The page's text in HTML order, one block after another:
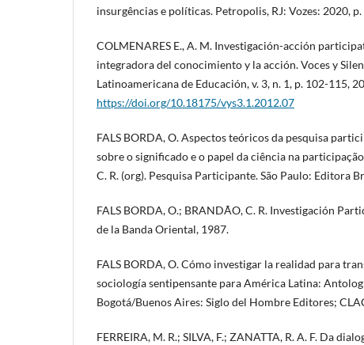
insurgências e políticas. Petropolis, RJ: Vozes: 2020,
COLMENARES E., A. M. Investigación-acción
integradora del conocimiento y la acción. Voces y
Latinoamericana de Educación, v. 3, n. 1, p. 102-115,
https://doi.org/10.18175/vys3.1.2012.07
FALS BORDA, O. Aspectos teóricos da pesquisa
sobre o significado e o papel da ciência na
C. R. (org). Pesquisa Participante. São Paulo: Editora
FALS BORDA, O.; BRANDÃO, C. R. Investigación
de la Banda Oriental, 1987.
FALS BORDA, O. Cómo investigar la realidad para
sociología sentipensante para América Latina:
Bogotá/Buenos Aires: Siglo del Hombre Editores;
FERREIRA, M. R.; SILVA, F.; ZANATTA, R. A. F. Da